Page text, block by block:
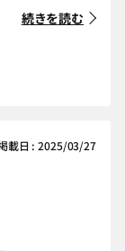
続きを読む
載日 : 2025/03/27